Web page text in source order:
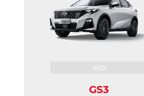
GS3
PCD